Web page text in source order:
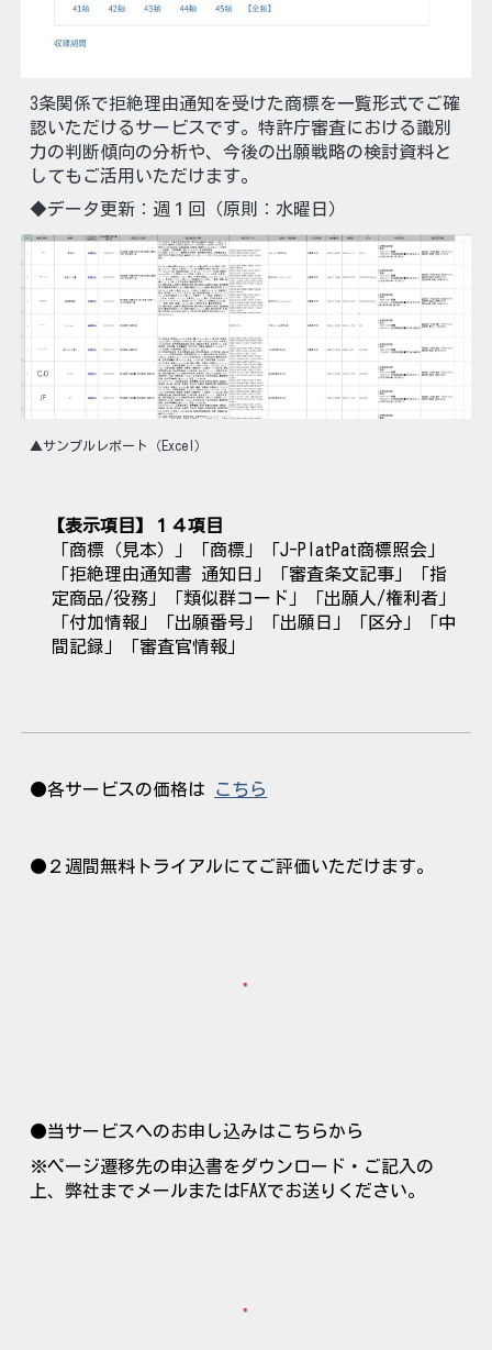
3条関係で拒絶理由通知を受けた商標を一覧形式でご確
認いただけるサービスです。特許庁審査における識別
力の判断傾向の分析や、今後の出願戦略の検討資料と
してもご活用いただけます。
◆データ更新：週１回（原則：水曜日）
▲サンプルレポート（Excel）
【表示項目】 １４項目
「商標（見本）」「商標」「J-PlatPat商標照会」
「拒絶理由通知書 通知日」「審査条文記事」「指
定商品/役務」「類似群コード」「出願人/権利者」
「付加情報 」「出願番号」「出願日」「区分」「中
間記録」「審査官情報」
●各サービスの価格は こちら
●２週間無料トライアルにてご評価いただけます。
●当サービスへのお申し込みはこちらから
※ページ遷移先の申込書をダウンロード・ご記入の
上、弊社までメールまたはFAXでお送りください。